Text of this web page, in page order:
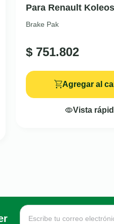
Para Renault Koleos
Brake Pak
$ 751.802
Agregar al
Vista